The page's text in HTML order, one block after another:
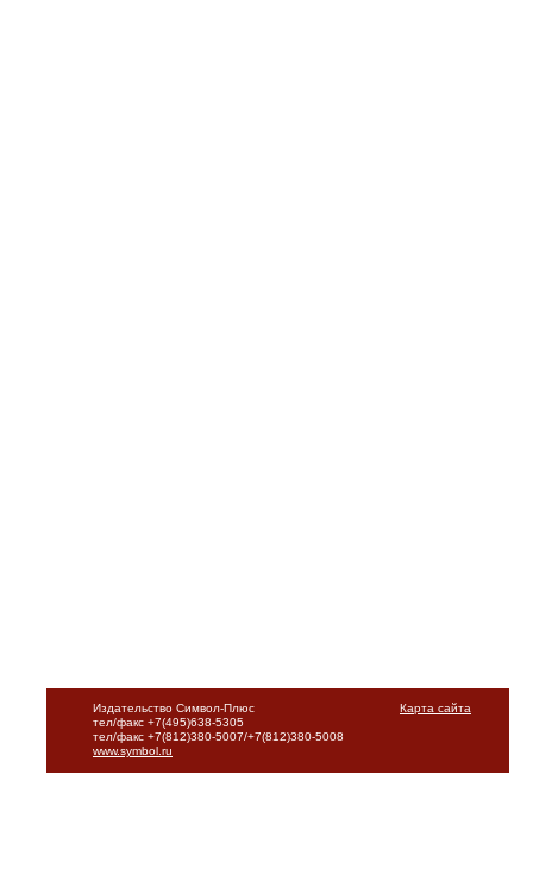
Карта сайта
Издательство Символ-Плюс
тел/факс +7(495)638-5305
тел/факс +7(812)380-5007/+7(812)380-5008
www.symbol.ru